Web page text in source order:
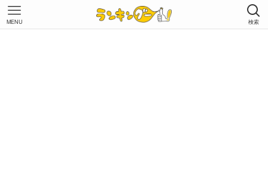
検索
MENU